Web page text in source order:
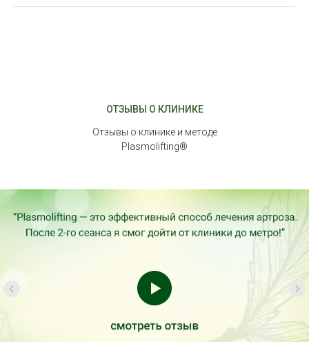
ОТЗЫВЫ О КЛИНИКЕ
Отзывы о клинике и методе
Plasmolifting®